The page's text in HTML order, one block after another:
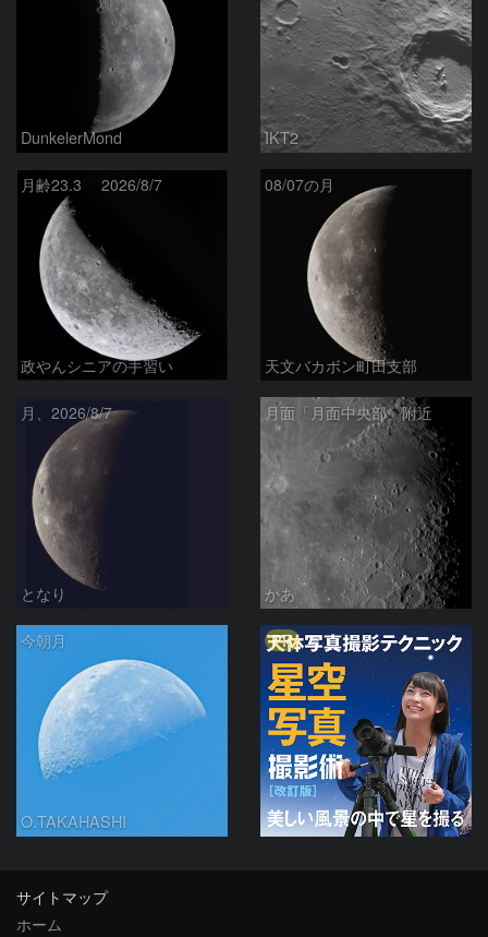
DunkelerMond IKT2
月齢23.3 2026/8/7
政やんシニアの手習い
08/07の月
天文バカボン町田支部
月、2026/8/7
となり
月面「月面中央部」附近
かあ
今朝月
O.TAKAHASHI
PR
サイトマップ
ホーム